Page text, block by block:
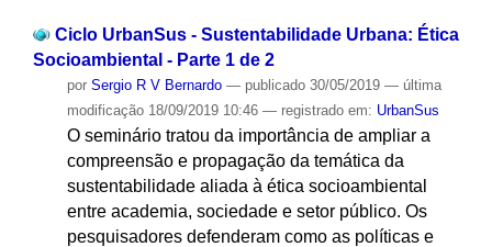
Ciclo UrbanSus - Sustentabilidade Urbana: Ética
Socioambiental - Parte 1 de 2
por Sergio R V Bernardo — publicado30/05/2019 — última
modificação18/09/2019 10:46 — registrado em: UrbanSus
O seminário tratou da importância de ampliar a
compreensão e propagação da temática da
sustentabilidade aliada à ética socioambiental
entre academia, sociedade e setor público. Os
pesquisadores defenderam como as políticas e